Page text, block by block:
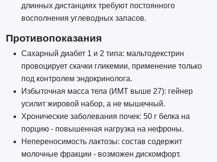
длинных дистанциях требуют постоянного
восполнения углеводных запасов.
Противопоказания
Сахарный диабет 1 и 2 типа: мальтодекстрин
провоцирует скачки гликемии, применение только
под контролем эндокринолога.
Избыточная масса тела (ИМТ выше 27): гейнер
усилит жировой набор, а не мышечный.
Хронические заболевания почек: 50 г белка на
порцию - повышенная нагрузка на нефроны.
Непереносимость лактозы: состав содержит
молочные фракции - возможен дискомфорт.